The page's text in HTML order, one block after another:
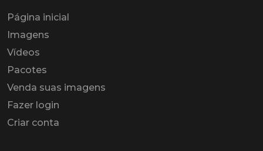
Página inicial
Imagens
Vídeos
Pacotes
Venda suas imagens
Fazer login
Criar conta